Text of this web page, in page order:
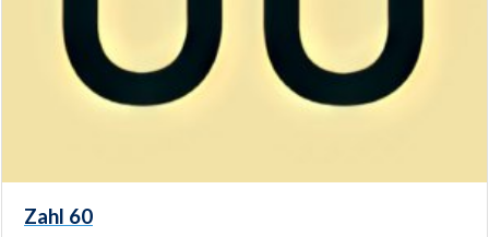
Zahl 60